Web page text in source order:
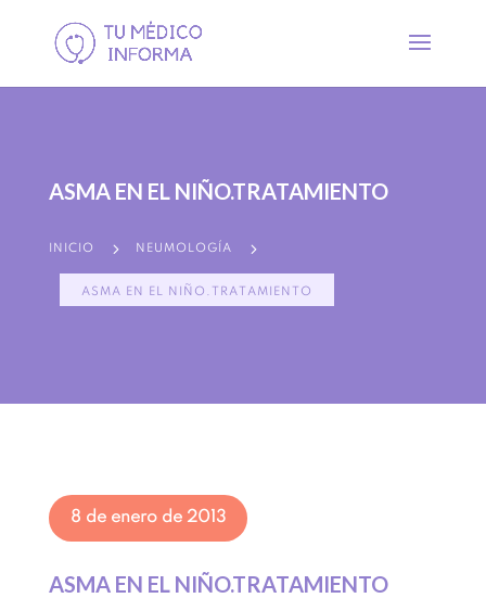
ASMA EN EL NIÑO.TRATAMIENTO
INICIO 5 NEUMOLOGÍA 5
ASMA EN EL NIÑO.TRATAMIENTO
8 de enero de 2013
ASMA EN EL NIÑO.TRATAMIENTO